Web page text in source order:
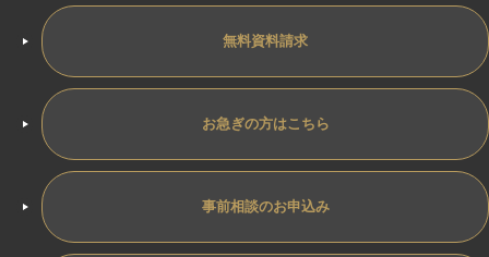
無料資料請求
お急ぎの方はこちら
事前相談のお申込み